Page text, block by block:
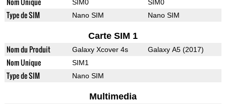
SIM0 SIM0
Type de SIM Nano SIM Nano SIM
Carte SIM 1
Nom du Produit Galaxy Xcover 4s Galaxy A5 (2017)
Nom Unique SIM1
Type de SIM Nano SIM
Multimedia